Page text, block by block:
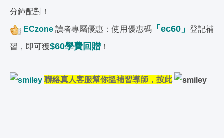
分鐘配對！
ECzone讀者專屬優惠：使用優惠碼「ec60」 登記補
習，即可獲$60學費回贈 ！
聯絡真人客服幫你搵補習導師， 按此